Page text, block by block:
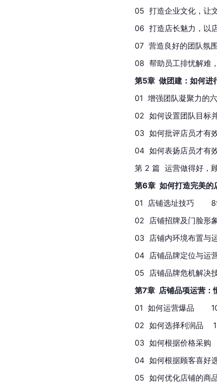
05  打造企业文化，让
06  打造店长魅力，以
07  营造良好的团队氛
08  帮助员工排忧解难
第5章  做团建：如何进
01  增强团队凝聚力的六
02  如何设置团队目标
03  如何批评店员才有
04  如何表扬店员才有
第 2 篇  运营做得好，
第6章  如何打造完美
01  店铺选址技巧
02  店铺招牌及门脸形
03  店铺内环境布置与运
04  店铺品牌定位与运
05  店铺品牌危机解决技
第7章  店铺品项运营
01  如何运营爆品
02  如何选择利润品
03  如何根据价格采购
04  如何根据顾客喜好选
05  如何优化店铺的商